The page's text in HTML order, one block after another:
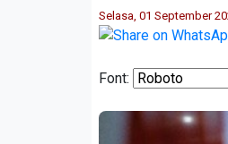
Selasa, 01 September
Font: